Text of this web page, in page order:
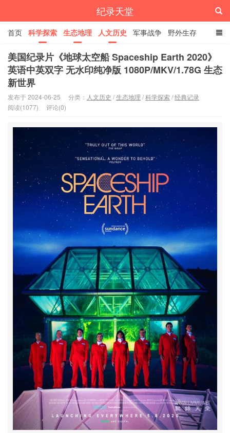
纪录天堂
首页 科学探索 生态地理 人文历史 军事战争 野外生存
经典纪录 4K纪录片 精品资源
美国纪录片《地球太空船 Spaceship Earth 2020》
英语中英双字 无水印纯净版 1080P/MKV/1.78G 生态
新世界
发布于 2024-06-25 分类： 人文历史 /生态地理 /科学探索/经典记录
阅读(1077)
评论(0)